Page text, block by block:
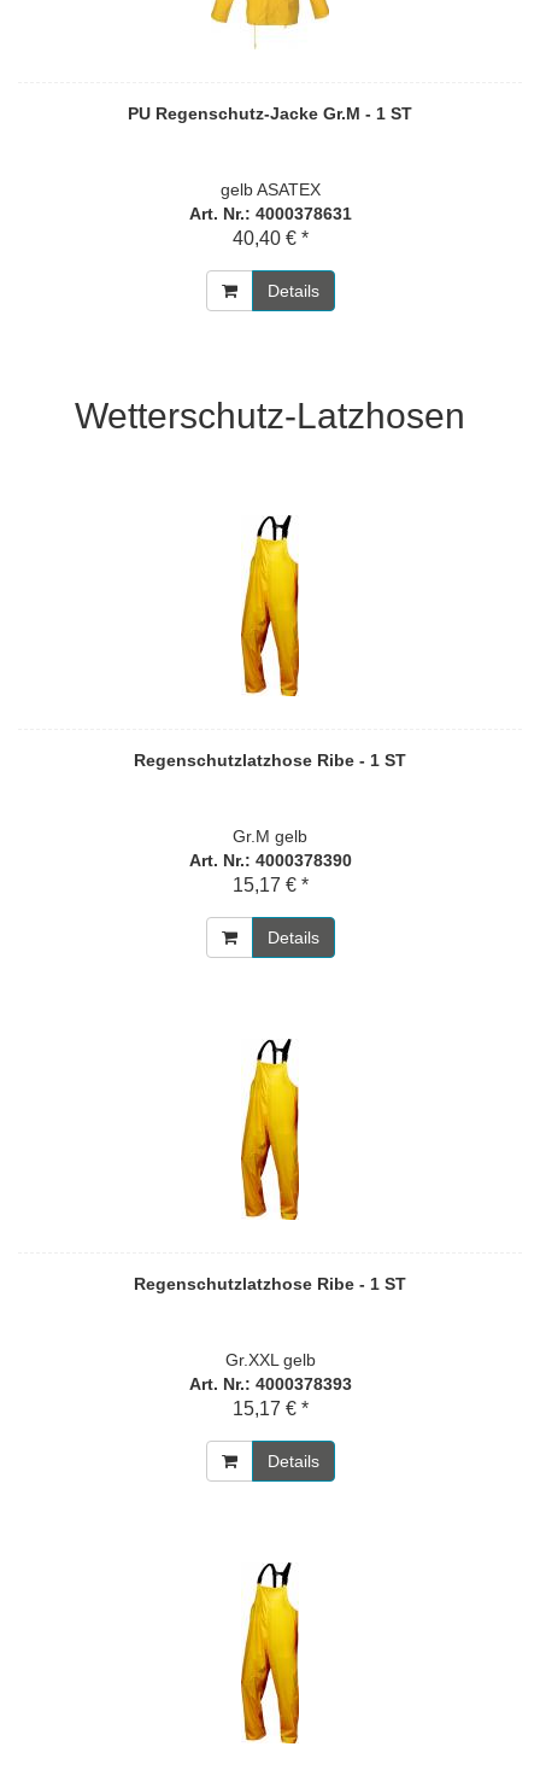
PU Regenschutz-Jacke Gr.M - 1 ST
gelb ASATEX
Art. Nr.: 4000378631
40,40 € *
Details
Wetterschutz-Latzhosen
Regenschutzlatzhose Ribe - 1 ST
Gr.M gelb
Art. Nr.: 4000378390
15,17 € *
Details
Regenschutzlatzhose Ribe - 1 ST
Gr.XXL gelb
Art. Nr.: 4000378393
15,17 € *
Details